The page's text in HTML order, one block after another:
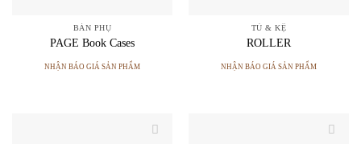
BÀN PHỤ
PAGE Book Cases
NHẬN BÁO GIÁ SẢN PHẨM
TỦ & KỆ
ROLLER
NHẬN BÁO GIÁ SẢN PHẨM